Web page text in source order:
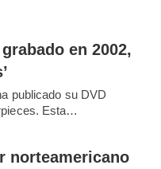
en 2002,
publicado su DVD
Esta…
norteamericano